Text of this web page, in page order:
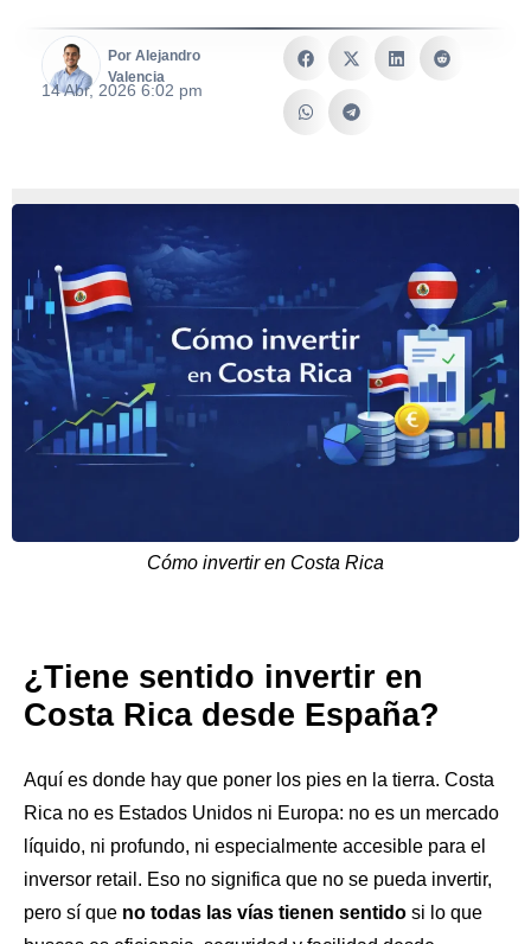
Por Alejandro
Valencia
14 Abr, 2026 6:02 pm
Cómo invertir en Costa Rica
¿Tiene sentido invertir en
Costa Rica desde España?
Aquí es donde hay que poner los pies en la tierra. Costa
Rica no es Estados Unidos ni Europa: no es un mercado
líquido, ni profundo, ni especialmente accesible para el
inversor retail. Eso no significa que no se pueda invertir,
pero sí que no todas las vías tienen sentido si lo que